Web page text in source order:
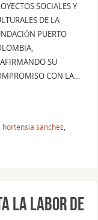
SOCIALES Y
DE LA
PUERTO
SU
CON LA…
hortensia sanchez,
LA LABOR DE